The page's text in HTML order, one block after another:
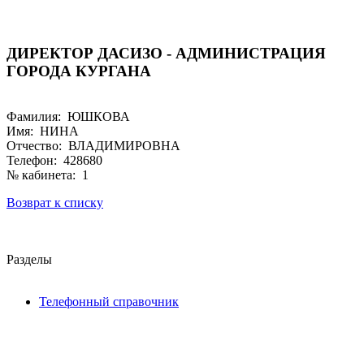
ДИРЕКТОР ДАСИЗО - АДМИНИСТРАЦИЯ
ГОРОДА КУРГАНА
Фамилия: ЮШКОВА
Имя: НИНА
Отчество: ВЛАДИМИРОВНА
Телефон: 428680
№ кабинета: 1
Возврат к списку
Разделы
Телефонный справочник